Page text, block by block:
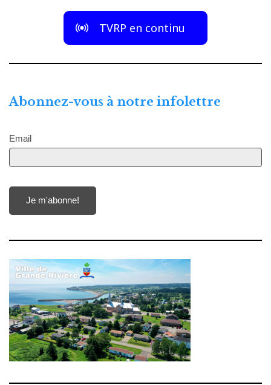
TVRP en continu
Abonnez-vous à notre infolettre
Email
Je m'abonne!